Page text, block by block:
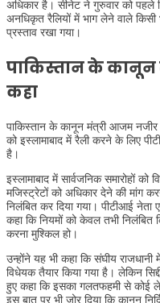
अधिकार है। सीनेट ने गुरुवार को पहले
अनधिकृत रैलियों में भाग लेने वाले
प्रस्ताव रखा गया।
पाकिस्तान के कानून
कहा
पाकिस्तान के कानून मंत्री आजम नजीर
को इस्लामाबाद में रैली करने के लिए
है।
इस्लामाबाद में सार्वजनिक समारोहों
मजिस्ट्रेटों को अधिकार देने की मांग
निलंबित कर दिया गया। पीटीआई
कहा कि नियमों को केवल तभी निलंबित
करना मुश्किल हो।
उन्होंने यह भी कहा कि संघीय
विधेयक तैयार किया गया है। लेकिन
हुए कहा कि इसका गलतफहमी से कोई
इस बात पर भी जोर दिया कि कानून